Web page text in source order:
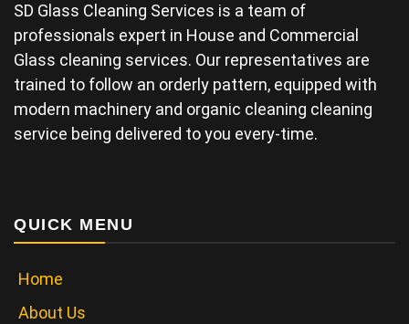
SD Glass Cleaning Services is a team of
professionals expert in House and Commercial
Glass cleaning services. Our representatives are
trained to follow an orderly pattern, equipped with
modern machinery and organic cleaning cleaning
service being delivered to you every-time.
QUICK MENU
Home
About Us